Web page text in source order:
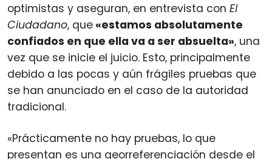
optimistas y aseguran, en entrevista con El
Ciudadano, que «estamos absolutamente
confiados en que ella va a ser absuelta», una
vez que se inicie el juicio. Esto, principalmente
debido a las pocas y aún frágiles pruebas que
se han anunciado en el caso de la autoridad
tradicional.
«Prácticamente no hay pruebas, lo que
presentan es una georreferenciación desde el